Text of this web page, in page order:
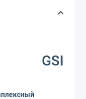
GSI